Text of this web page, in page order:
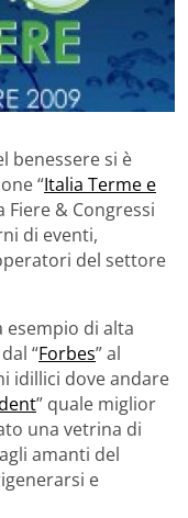
benessere si è
“Italia Terme e
Fiere & Congressi
di eventi,
del settore
esempio di alta
“Forbes” al
idillici dove andare
” quale miglior
una vetrina di
amanti del
e